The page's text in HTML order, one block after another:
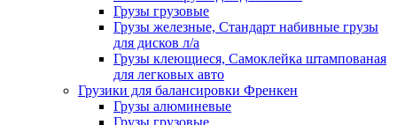
Грузы грузовые
Грузы железные, Cтандарт набивные грузы
для дисков л/а
Грузы клеющиеся, Самоклейка штампованая
для легковых авто
Грузики для балансировки Френкен
Грузы алюминевые
Грузы грузовые